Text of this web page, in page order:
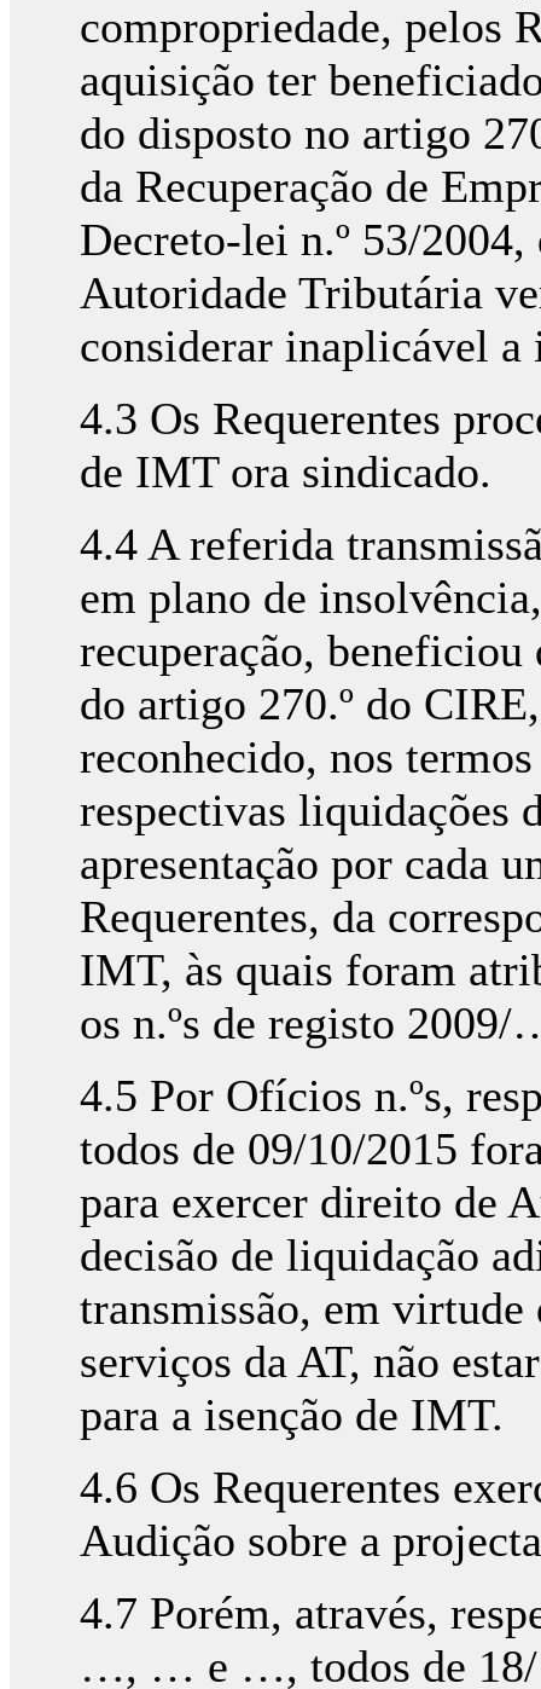
compropriedade, pelos
aquisição ter
do disposto no artigo
da Recuperação de
Decreto-lei n.º 53/
Autoridade Tributária
considerar inaplicável a
4.3 Os Requerentes
de IMT ora sindicado.
4.4 A referida
em plano de
recuperação,
do artigo 270.º do
reconhecido, nos
respectivas liquidações
apresentação por cada
Requerentes, da
IMT, às quais foram
os n.ºs de registo
4.5 Por Ofícios n.ºs,
todos de 09/10/2015
para exercer direito de
decisão de liquidação
transmissão, em virtude
serviços da AT, não
para a isenção de IMT.
4.6 Os Requerentes
Audição sobre a
4.7 Porém, através,
…, … e …, todos de 18/